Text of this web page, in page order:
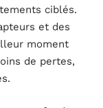
ciblés.
et des
moment
de pertes,